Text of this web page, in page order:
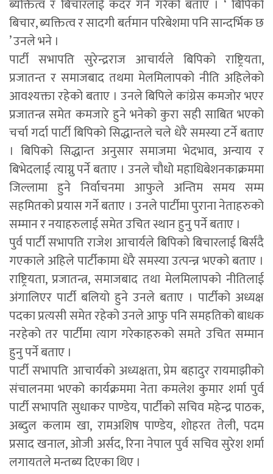
ब्यक्तित्व र बिचारलाई कदर गर्ने गरेको बताए । ‘ बिपिको
बिचार, ब्यक्तित्व र सादगी बर्तमान परिबेशमा पनि सान्दर्भिक छ
’ उनले भने ।
पार्टी सभापति सुरेन्द्रराज आचार्यले बिपिको राष्ट्रियता,
प्रजातन्त र समाजबाद तथमा मेलमिलापको नीति अहिलेको
आवश्यक्ता रहेको बताए । उनले बिपिले कांग्रेस कमजोर भएर
प्रजातन्त्र समेत कमजारे हुने भनेको कुरा सही साबित भएको
चर्चा गर्दा पार्टी बिपिको सिद्धान्तले चले धेरै समस्या टर्ने बताए
। बिपिको सिद्धान्त अनुसार समाजमा भेदभाव, अन्याय र
बिभेदलाई त्याग्नु पर्ने बताए । उनले चौधो महाधिबेशनकाक्रममा
जिल्लामा हुने निर्वाचनमा आफुले अन्तिम समय सम्म
सहमितको प्रयास गर्ने बताए । उनले पार्टीमा पुराना नेताहरुको
सम्मान र नयाहरुलाई समेत उचित स्थान हुनु पर्ने बताए ।
पुर्व पार्टी सभापति राजेश आचार्यले बिपिको बिचारलाई बिर्सदै
गएकाले अहिले पार्टीकामा धेरै समस्या उत्पन्न्न भएको बताए ।
राष्ट्रियता, प्रजातन्त्र, समाजबाद तथा मेलमिलापको नीतिलाई
अंगालिएर पार्टी बलियो हुने उनले बताए । पार्टीको अध्यक्ष
पदका प्रत्यसी समेत रहेको उनले आफु पनि समहतिको बाधक
नरहेको तर पार्टीमा त्याग गरेकाहरुको समते उचित सम्मान
हुनु पर्ने बताए ।
पार्टी सभापति आचार्यको अध्यक्षता, प्रेम बहादुर रायमाझीको
संचालनमा भएको कार्यक्रममा नेता कमलेश कुमार शर्मा पुर्व
पार्टी सभापति सुधाकर पाण्डेय, पार्टीको सचिव महेन्द्र पाठक,
अब्दुल कलाम खा, रामअशिष पाण्डेय, शोहरत तेली, पदम
प्रसाद खनाल, ओजी अर्सद, रिना नेपाल पुर्व सचिव सुरेश शर्मा
लगायतले मन्तब्य दिएका थिए ।